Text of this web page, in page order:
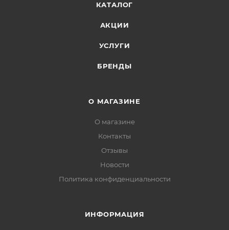
КАТАЛОГ
АКЦИИ
УСЛУГИ
БРЕНДЫ
О МАГАЗИНЕ
О магазине
Контакты
Отзывы
Новости
Политика конфиденциальности
ИНФОРМАЦИЯ